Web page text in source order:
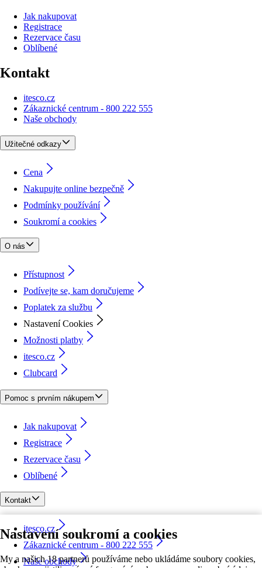
Nastavení soukromí a cookies
My a našich 18 partnerů používáme nebo ukládáme soubory cookies,
Jak nakupovat
Registrace
Rezervace času
Oblíbené
Kontakt
itesco.cz
Zákaznické centrum - 800 222 555
Naše obchody
Užitečné odkazy
Cena
Nakupujte online bezpečně
Podmínky používání
Soukromí a cookies
O nás
Přístupnost
Podívejte se, kam doručujeme
Poplatek za službu
Nastavení Cookies
Možnosti platby
itesco.cz
Clubcard
Pomoc s prvním nákupem
Jak nakupovat
Registrace
Rezervace času
Oblíbené
Kontakt
itesco.cz
Zákaznické centrum - 800 222 555
Naše obchody